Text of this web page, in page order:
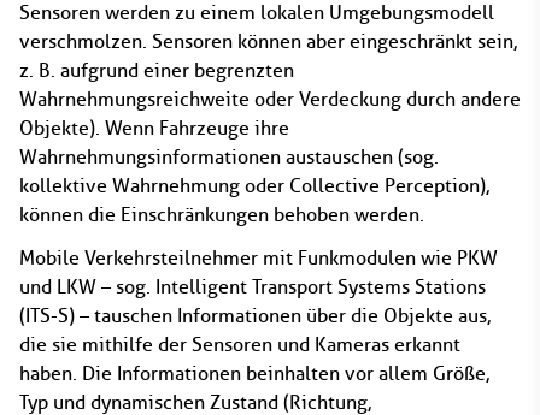
Sensoren werden zu einem lokalen Umgebungsmodell
verschmolzen. Sensoren können aber eingeschränkt sein,
z. B. aufgrund einer begrenzten
Wahrnehmungsreichweite oder Verdeckung durch andere
Objekte). Wenn Fahrzeuge ihre
Wahrnehmungsinformationen austauschen (sog.
kollektive Wahrnehmung oder Collective Perception),
können die Einschränkungen behoben werden.
Mobile Verkehrsteilnehmer mit Funkmodulen wie PKW
und LKW – sog. Intelligent Transport Systems Stations
(ITS-S) – tauschen Informationen über die Objekte aus,
die sie mithilfe der Sensoren und Kameras erkannt
haben. Die Informationen beinhalten vor allem Größe,
Typ und dynamischen Zustand (Richtung,